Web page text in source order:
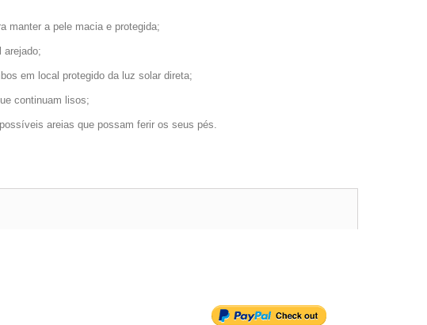
manter a pele macia e protegida;
arejado;
em local protegido da luz solar direta;
continuam lisos;
areias que possam ferir os seus pés.